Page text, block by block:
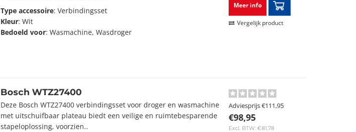
Type accessoire: Verbindingsset
Kleur: Wit
Bedoeld voor: Wasmachine, Wasdroger
Meer info
Vergelijk product
Bosch WTZ27400
Deze Bosch WTZ27400 verbindingsset voor droger en wasmachine
met uitschuifbaar plateau biedt een veilige en ruimtebesparende
stapeloplossing, voorzien..
Adviesprijs€111,95
€98,95
Excl. BTW: €81,78